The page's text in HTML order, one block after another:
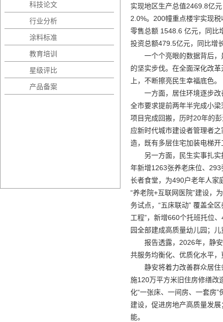
科技论文
行业分析
涂料标准
教育培训
星级评比
产品备案
实现地区生产总值2469.8亿
2.0%。200幢重点楼宇实现
零售总额 1548.6 亿元，同比
投资总额479.5亿元，同比增
一个个亮眼的数据背后
的坚实步伐。在全面深化改
上，不断擦亮民生幸福底色。
一方面，居住环境逐步
全市要求提前两年半完成小
项目完成回搬，历时20年的
应新时代城市建设者管理者
造，既有多层住宅加装电梯
另一方面，民生实事扎
年新增1263张养老床位、
长者食堂，为490户老年人家
“养老院+互联网医院”建设，
务试点，“五床联动” 覆盖全
工程”，新增660个托班托位
园全部建成高质量幼儿园；
报告透露，2026年，静
共服务均衡化、优质化水平
静安将着力改善群众居
施120万平方米旧住房修缮改
化“一张床、一间房、一套房
建设，促进房地产高质量发
能。